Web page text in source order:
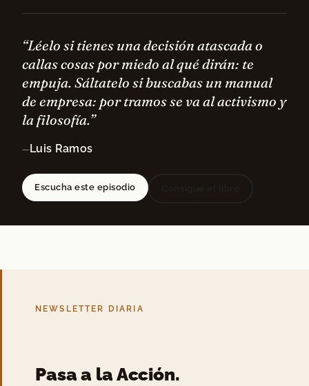
“Léelo si tienes una decisión atascada o
callas cosas por miedo al qué dirán: te
empuja. Sáltatelo si buscabas un manual
de empresa: por tramos se va al activismo y
la filosofía.”
— Luis Ramos
Escucha este episodio
NEWSLETTER DIARIA
Pasa a la Acción.